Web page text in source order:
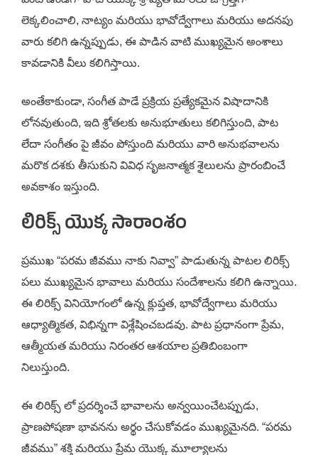
లెక్కలించాలి, నాట్యం మరియు భావోద్వేగాలు మరియు అదనపు
వారు కలిగి ఉన్నప్పుడు, ఈ పాడిన వాటి ముఖ్యమైన అంశాలు
కావడానికి వీలు కలిగిస్తాయి.
అంతేకాకుండా, సంగీత పాడే ప్రక్రియ ప్రత్యేకమైన విషాదానికి
లోనవుతుంది, ఇది శ్రోతలకు అనుభూతులు కలిగిస్తుంది, పాట
లేదా సంగీతం పై జీవం పోస్తుంది మరియు వారి అనుభవాలను
మరొక దశకు తీసుకుని వివిధ సృజనాత్మక శైలులను ప్రారంబించే
అవకాశం ఇస్తుంది.
లిరిక్స్ యొక్క సారాంశం
ప్రముఖ “పరమ జీవము నాకు నివ్వా” పాడుతున్న పాటల లిరిక్స్
పలు ముఖ్యమైన భావాలు మరియు సందేశాలను కలిగి ఉన్నాయి.
ఈ లిరిక్స్ వినియోగంలో ఉన్న క్లుప్తత, భావోద్వేగాలు మరియు
ఆధ్యాత్మికత, విభిన్నగా విశ్లేషించబడవు. పాట ప్రధానంగా ప్రేమ,
ఆత్మీయత మరియు నిరంతర ఆశయాల ప్రతిబింబంగా
నిలుస్తుంది.
ఈ లిరిక్స్ లో ప్రదర్శించే భావాలను అన్వయించేటప్పుడు,
ప్రాణపోషణా భావనను అర్థం చేసుకోవడం ముఖ్యమైనది. “పరమ
జీవము” శక్తి మరియు ప్రేమ యొక్క మూల్యాలను